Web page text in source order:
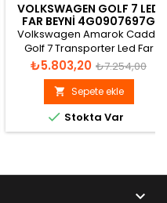
VOLKSWAGEN GOLF 7 LED
FAR BEYNI 4G0907697G
Volkswagen Amarok Caddy
Golf 7 Transporter Led Far
Beyni DELPHI LTM-2TFL
401140244 Katalog görünümü
Fiyat
₺5.803,20 Normal
fiyat
₺7.254,00
 Sepete ekle
 Stokta Var
